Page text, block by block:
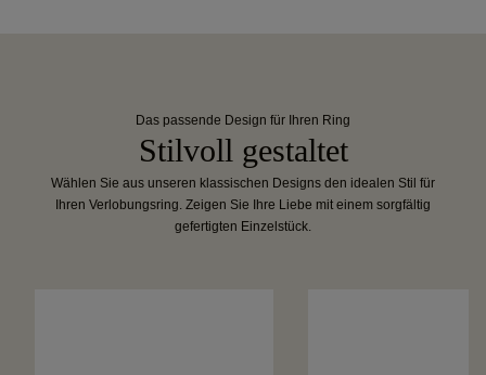
Das passende Design für Ihren Ring
Stilvoll gestaltet
Wählen Sie aus unseren klassischen Designs den idealen Stil für
Ihren Verlobungsring. Zeigen Sie Ihre Liebe mit einem sorgfältig
gefertigten Einzelstück.